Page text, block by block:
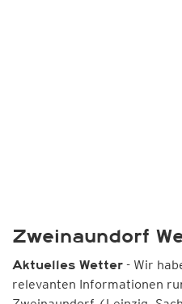
Zweinaundorf
Aktuelles Wetter - Wir
relevanten Informationen